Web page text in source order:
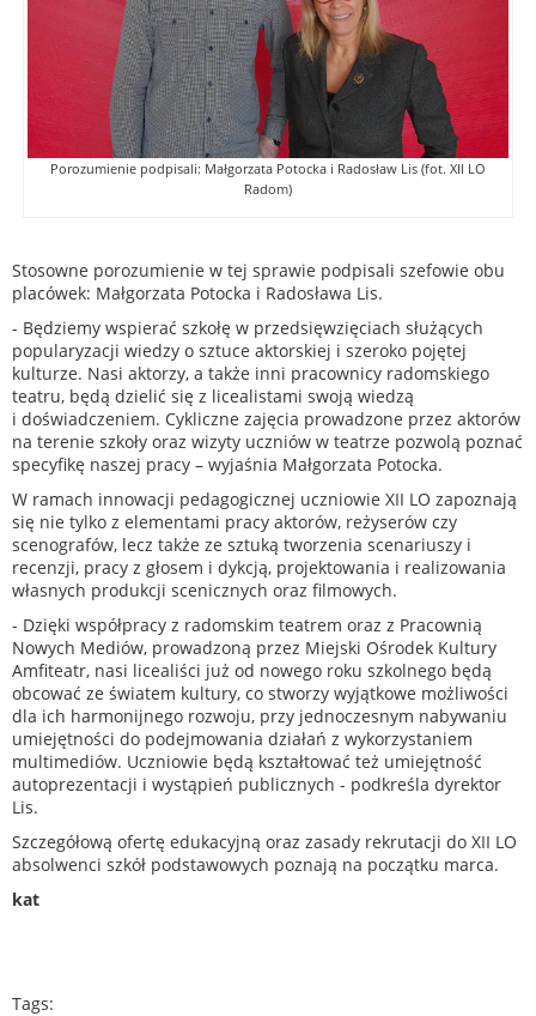
Porozumienie podpisali: Małgorzata Potocka i Radosław Lis (fot. XII LO
Radom)
Stosowne porozumienie w tej sprawie podpisali szefowie obu
placówek: Małgorzata Potocka i Radosława Lis.
- Będziemy wspierać szkołę w przedsięwzięciach służących
popularyzacji wiedzy o sztuce aktorskiej i szeroko pojętej
kulturze. Nasi aktorzy, a także inni pracownicy radomskiego
teatru, będą dzielić się z licealistami swoją wiedzą
i doświadczeniem. Cykliczne zajęcia prowadzone przez aktorów
na terenie szkoły oraz wizyty uczniów w teatrze pozwolą poznać
specyfikę naszej pracy – wyjaśnia Małgorzata Potocka.
W ramach innowacji pedagogicznej uczniowie XII LO zapoznają
się nie tylko z elementami pracy aktorów, reżyserów czy
scenografów, lecz także ze sztuką tworzenia scenariuszy i
recenzji, pracy z głosem i dykcją, projektowania i realizowania
własnych produkcji scenicznych oraz filmowych.
- Dzięki współpracy z radomskim teatrem oraz z Pracownią
Nowych Mediów, prowadzoną przez Miejski Ośrodek Kultury
Amfiteatr, nasi licealiści już od nowego roku szkolnego będą
obcować ze światem kultury, co stworzy wyjątkowe możliwości
dla ich harmonijnego rozwoju, przy jednoczesnym nabywaniu
umiejętności do podejmowania działań z wykorzystaniem
multimediów. Uczniowie będą kształtować też umiejętność
autoprezentacji i wystąpień publicznych - podkreśla dyrektor
Lis.
Szczegółową ofertę edukacyjną oraz zasady rekrutacji do XII LO
absolwenci szkół podstawowych poznają na początku marca.
kat
Tags